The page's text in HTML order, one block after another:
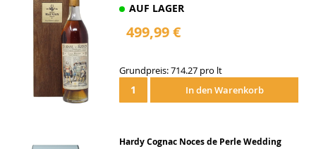
AUF LAGER
499,99 €
Grundpreis: 714.27 pro lt
In den Warenkorb
Hardy Cognac Noces de Perle Wedding